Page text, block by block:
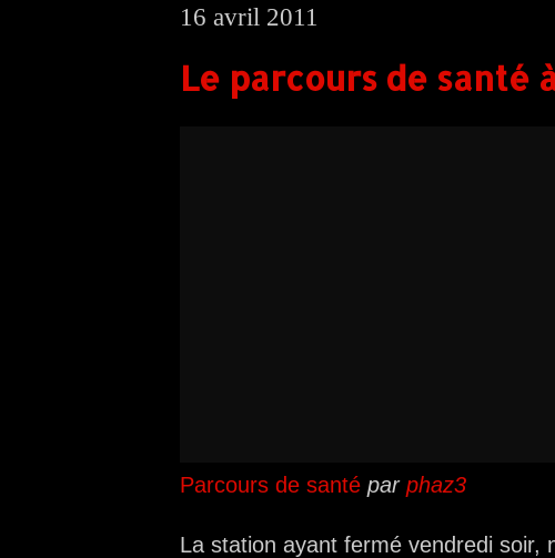
16 avril 2011
Le parcours de santé
Parcours de santé par phaz3
La station ayant fermé vendredi soir,